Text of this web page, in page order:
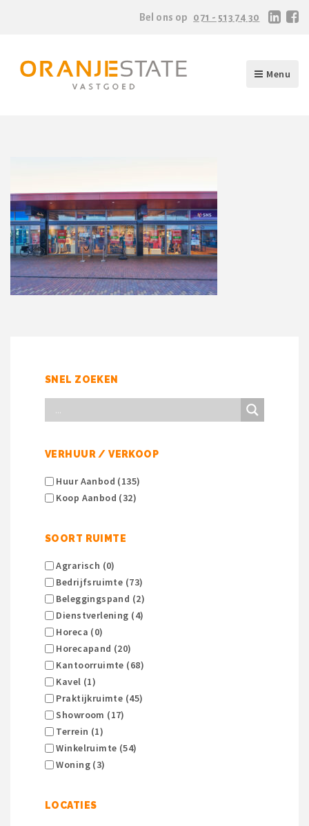
Bel ons op 071 - 513 74 30
Menu
SNEL ZOEKEN
VERHUUR / VERKOOP
Huur Aanbod (135)
Koop Aanbod (32)
SOORT RUIMTE
Agrarisch (0)
Bedrijfsruimte (73)
Beleggingspand (2)
Dienstverlening (4)
Horeca (0)
Horecapand (20)
Kantoorruimte (68)
Kavel (1)
Praktijkruimte (45)
Showroom (17)
Terrein (1)
Winkelruimte (54)
Woning (3)
LOCATIES